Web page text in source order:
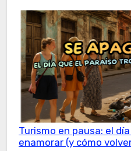
Turismo en pausa: el
enamorar (y cómo